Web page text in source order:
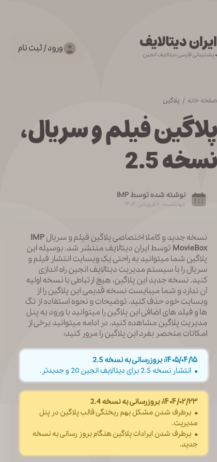
ایران دیتالایف
• پشتیبانی فارسی دیتالایف انجین
ورود / ثبت نام
صفحه خانه / پلاگین
پلاگین فیلم و سریال،
نسخه 2.5
نوشته شده توسط IMP
چهارشنبه، ۶ فروردین ۱۴۰۴
نسخه جدید و کاملا اختصاصی پلاگین فیلم و سریالIMP
MovieBox توسط ایران دیتالایف منتشر شد. بوسیله این
پلاگین شما میتوانید به راحتی یک وبسایت انتشار فیلم و
سریال را با سیستم مدیریت دیتالایف انجین راه اندازی
کنید. نسخه جدید این پلاگین، هیچ ارتباطی با نسخه اولیه
آن ندارد و شما میبایست نسخه قدیمی این پلاگین را از
وبسایت خود حذف کنید. توضیحات و نحوه استفاده از تگ
ها و فیلد های اضافی این پلاگین را میتوانید با ورود به پنل
مدیریت پلاگین مشاهده کنید. در ادامه میتوانید برخی از
امکانات منحصر بفرد این پلاگین را مرور کنید:
۱۴۰۵/۰۴/۱۵: بروزرسانی به نسخه 2.5
• انتشار نسخه 2.5 برای دیتالایف انجین 20 و جدیدتر.
۱۴۰۴/۰۲/۲۳: بروزرسانی به نسخه 2.4
• برطرف شدن مشکل بهم ریختگی قالب پلاگین در پنل
مدیریت.
• برطرف شدن ایرادات پلاگین هنگام بروز رسانی به نسخه
جدید.